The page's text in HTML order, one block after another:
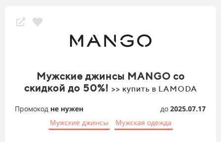
Мужские джинсы MANGO со
скидкой до 50%! >> купить в LAMODA
Промокод не нужен до 2025.07.17
Мужские джинсы
Мужская одежда